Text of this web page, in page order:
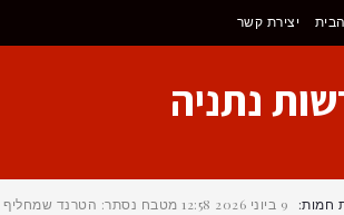
יצירת קשר
נתניה
חמות: 9 ביוני 2026 12:58 מטבח נסתר: הטרנד שמחליף